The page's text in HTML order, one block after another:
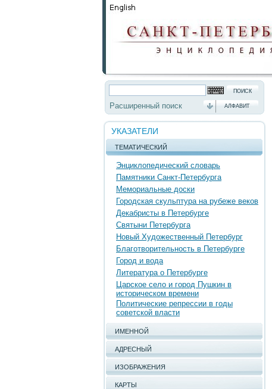
Расширенный поиск АЛФАВИТ
УКАЗАТЕЛИ
ТЕМАТИЧЕСКИЙ
Энциклопедический словарь
Памятники Санкт-Петербурга
Мемориальные доски
Городская скульптура на рубеже веков
Декабристы в Петербурге
Святыни Петербурга
Новый Художественный Петербург
Благотворительность в Петербурге
Город и вода
Литература о Петербурге
Царское село и город Пушкин в
историческом времени
Политические репрессии в годы
советской власти
ИМЕННОЙ
АДРЕСНЫЙ
ИЗОБРАЖЕНИЯ
КАРТЫ